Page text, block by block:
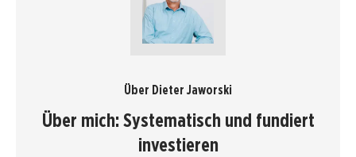
Über Dieter Jaworski
Über mich: Systematisch und fundiert
investieren